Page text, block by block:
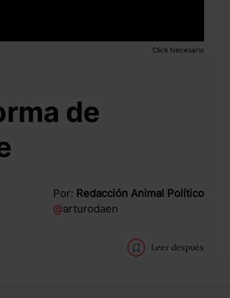
Click Necesario
de
Por: Redacción Animal Político
@arturodaen
Leer después